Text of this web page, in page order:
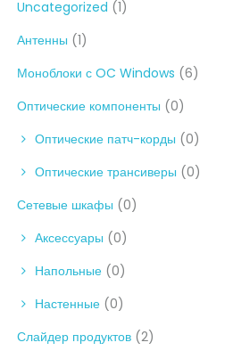
Uncategorized (1)
Антенны (1)
Моноблоки с OC Windows (6)
Оптические компоненты (0)
Оптические патч-корды (0)
Оптические трансиверы (0)
Сетевые шкафы (0)
Аксессуары (0)
Напольные (0)
Настенные (0)
Слайдер продуктов (2)